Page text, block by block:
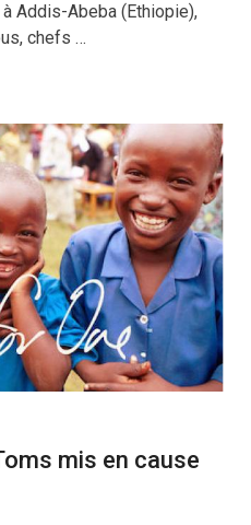
Addis-Abeba (Ethiopie),
chefs …
mis en cause